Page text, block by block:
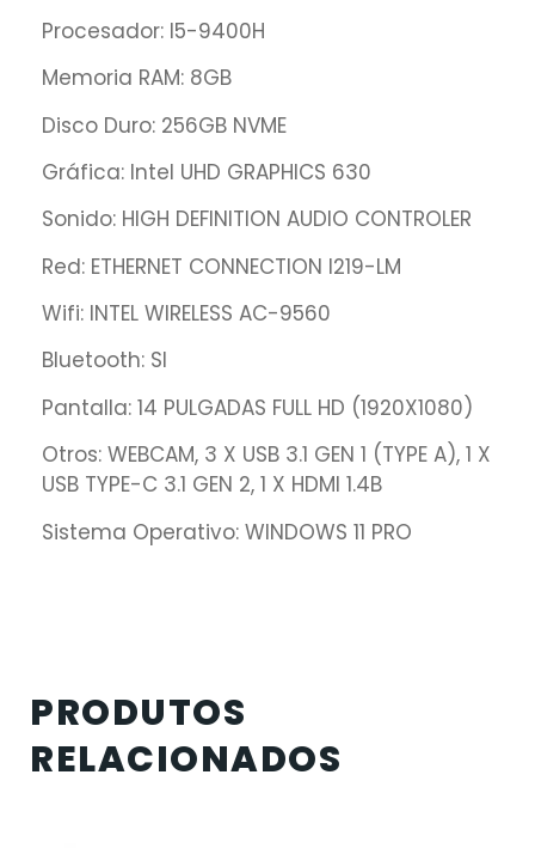
Procesador: I5-9400H
Memoria RAM: 8GB
Disco Duro: 256GB NVME
Gráfica: Intel UHD GRAPHICS 630
Sonido: HIGH DEFINITION AUDIO CONTROLER
Red: ETHERNET CONNECTION I219-LM
Wifi: INTEL WIRELESS AC-9560
Bluetooth: SI
Pantalla: 14 PULGADAS FULL HD (1920X1080)
Otros: WEBCAM, 3 X USB 3.1 GEN 1 (TYPE A), 1 X
USB TYPE-C 3.1 GEN 2, 1 X HDMI 1.4B
Sistema Operativo: WINDOWS 11 PRO
PRODUTOS
RELACIONADOS